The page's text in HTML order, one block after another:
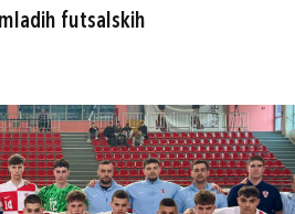
futsalskih